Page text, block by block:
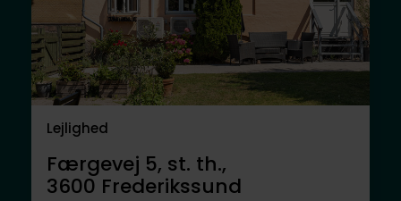
Lejlighed
Færgevej 5, st. th.,
3600 Frederikssund